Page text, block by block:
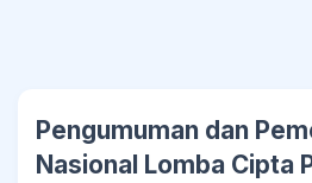
Pengumuman dan
Nasional Lomba Cipta